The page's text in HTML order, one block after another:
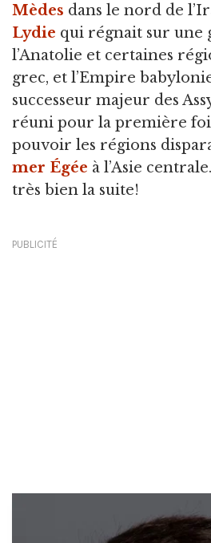
Mèdes dans le nord de
Lydie qui régnait sur une
l’Anatolie et certaines
grec, et l’Empire
successeur majeur des
réuni pour la première
pouvoir les régions
mer Égée à l’Asie
très bien la suite!
PUBLICITÉ